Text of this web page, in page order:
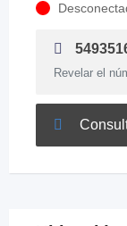
Revelar el